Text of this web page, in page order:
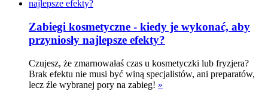
Zabiegi kosmetyczne - kiedy je wykonać, aby
przyniosły najlepsze efekty?
Czujesz, że zmarnowałaś czas u kosmetyczki lub fryzjera?
Brak efektu nie musi być winą specjalistów, ani preparatów,
lecz źle wybranej pory na zabieg! »